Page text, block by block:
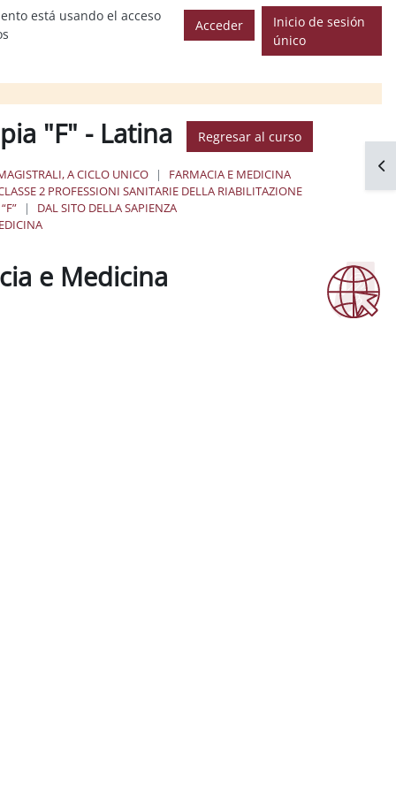
está usando el acceso
Acceder
Inicio de sesión
único
"F" - Latina Regresar al curso
A CICLO UNICO
FARMACIA E MEDICINA
2 PROFESSIONI SANITARIE DELLA RIABILITAZIONE
DAL SITO DELLA SAPIENZA
e Medicina